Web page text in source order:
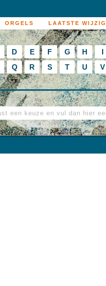
ORGELS LAATSTE
D E F G H I
Q R S T U V